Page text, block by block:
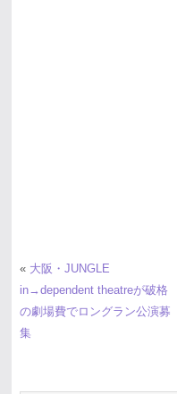
« 大阪・JUNGLE
in→dependent theatreが破格
の劇場費でロングラン公演募
集